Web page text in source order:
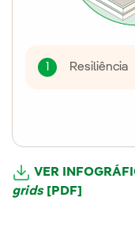
1 Resiliência
VER
grids [PDF]